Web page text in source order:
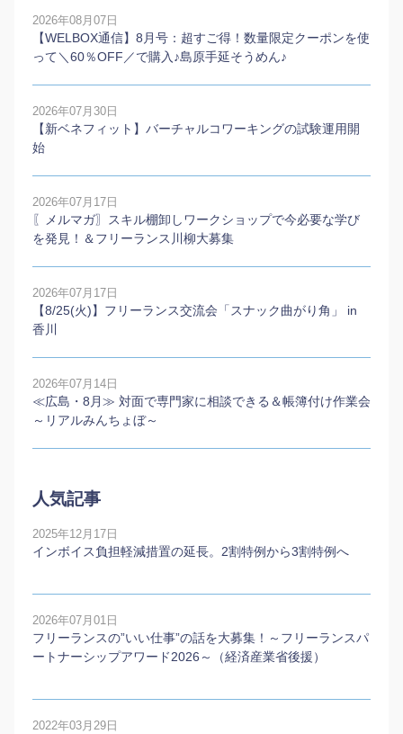
2026年08月07日
【WELBOX通信】8月号：超すご得！数量限定クーポンを使
って＼60％OFF／で購入♪島原手延そうめん♪
2026年07月30日
【新ベネフィット】バーチャルコワーキングの試験運用開
始
2026年07月17日
〖メルマガ〗スキル棚卸しワークショップで今必要な学び
を発見！＆フリーランス川柳大募集
2026年07月17日
【8/25(火)】フリーランス交流会「スナック曲がり角」 in
香川
2026年07月14日
≪広島・8月≫ 対面で専門家に相談できる＆帳簿付け作業会
～リアルみんちょぼ～
人気記事
2025年12月17日
インボイス負担軽減措置の延長。2割特例から3割特例へ
2026年07月01日
フリーランスの”いい仕事”の話を大募集！～フリーランスパ
ートナーシップアワード2026～（経済産業省後援）
2022年03月29日